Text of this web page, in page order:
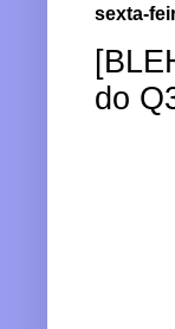
sexta-
do